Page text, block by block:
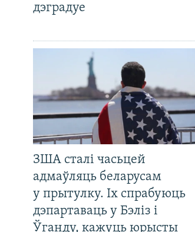
дэградуе
ЗША сталі часьцей
адмаўляць беларусам
у прытулку. Іх спрабуюць
дэпартаваць у Бэліз і
Ўганду, кажуць юрысты